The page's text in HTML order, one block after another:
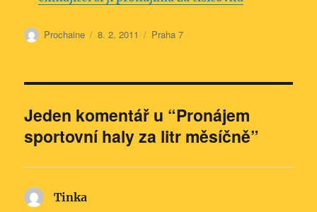
Autor:
Prochaine Publikováno:
8. 2. 2011 Rubriky:
Praha 7
Jeden komentář u “Pronájem
sportovní haly za litr měsíčně”
Tinka